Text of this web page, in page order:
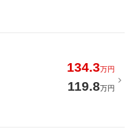
134.3万円
119.8万円